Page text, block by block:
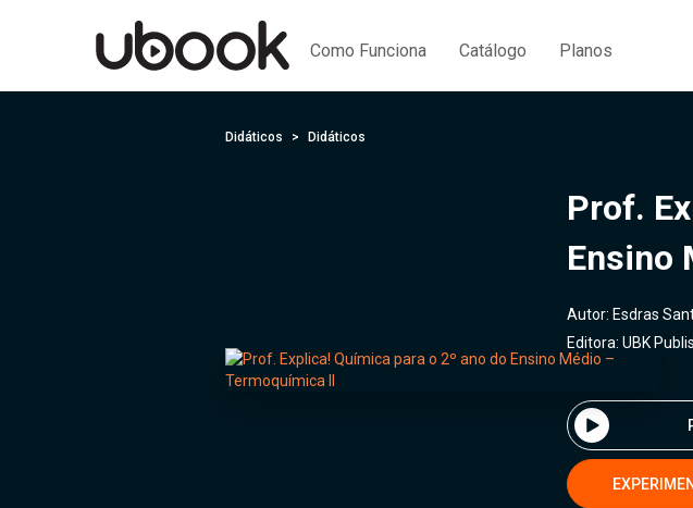
Como Funciona Catálogo Planos
Didáticos Didáticos
Prof.
Ensino
Autor: Esdras
Editora: UBK